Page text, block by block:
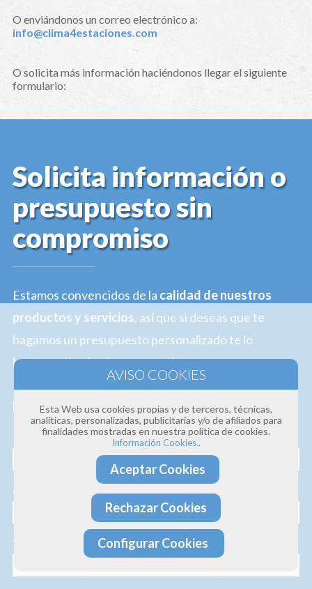
O enviándonos un correo electrónico a:
info@clima4estaciones.com
O solicita más información haciéndonos llegar el siguiente
formulario:
Solicita información o
presupuesto sin
compromiso
Estamos convencidos de la calidad de nuestros
productos y servicios, así que si deseas que te
hagamos un presupuesto personalizado te lo
hacemos sin ningún compromiso.
Profesionalidad · Experiencia · Efectividad
Nombre
Correo electrónico
Teléfono
Esta Web usa cookies propias y de terceros, técnicas,
analíticas, personalizadas, publicitarias y/o de afiliados para
finalidades mostradas en nuestra política de cookies.
Información Cookies..
Aceptar Cookies
Rechazar Cookies
Configurar Cookies